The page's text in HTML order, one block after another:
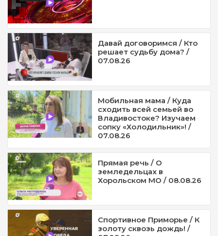
Давай договоримся / Кто
решает судьбу дома? /
07.08.26
Мобильная мама / Куда
сходить всей семьей во
Владивостоке? Изучаем
сопку «Холодильник»! /
07.08.26
Прямая речь / О
земледельцах в
Хорольском МО / 08.08.26
Спортивное Приморье / К
золоту сквозь дождь! /